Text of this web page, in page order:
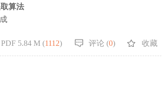
算法
PDF 5.84 M (1112) 评论 (0) 收藏